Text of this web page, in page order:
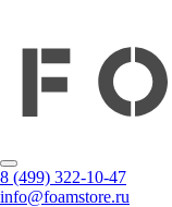
8 (499) 322-10-47
info@foamstore.ru